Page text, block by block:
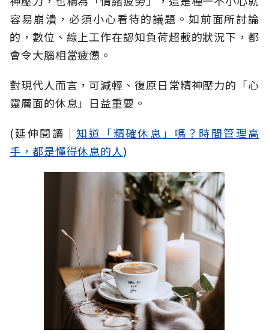
容易崩潰，必須小心看待的議題。如前面所討論
的，數位、線上工作在認知負荷超載的狀況下，都
會令大腦相當疲憊。
對現代人而言，可減輕、復原日常精神壓力的「心
靈層面的休息」日益重要。
(延伸閱讀│ 知道「精確休息」嗎？時間管理高
手，都是懂得休息的人)